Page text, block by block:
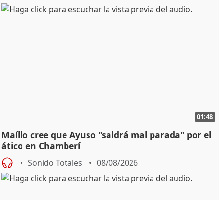
01:48
Maíllo cree que Ayuso "saldrá mal parada" por el
ático en Chamberí
Sonido Totales 08/08/2026